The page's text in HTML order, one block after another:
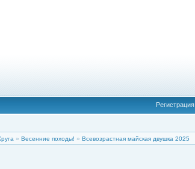
Регистрация
» Весенние походы! » Всевозрастная майская двушка 2025